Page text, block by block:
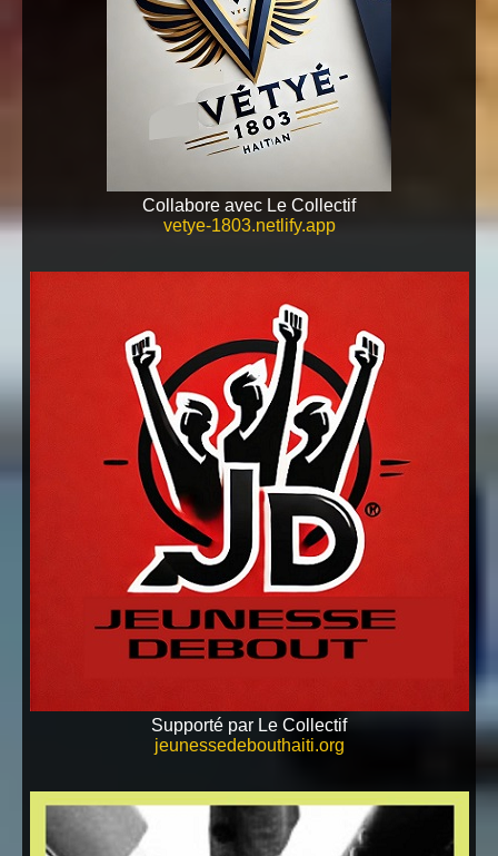
Collabore avec Le Collectif
vetye-1803.netlify.app
Supporté par Le Collectif
jeunessedebouthaiti.org